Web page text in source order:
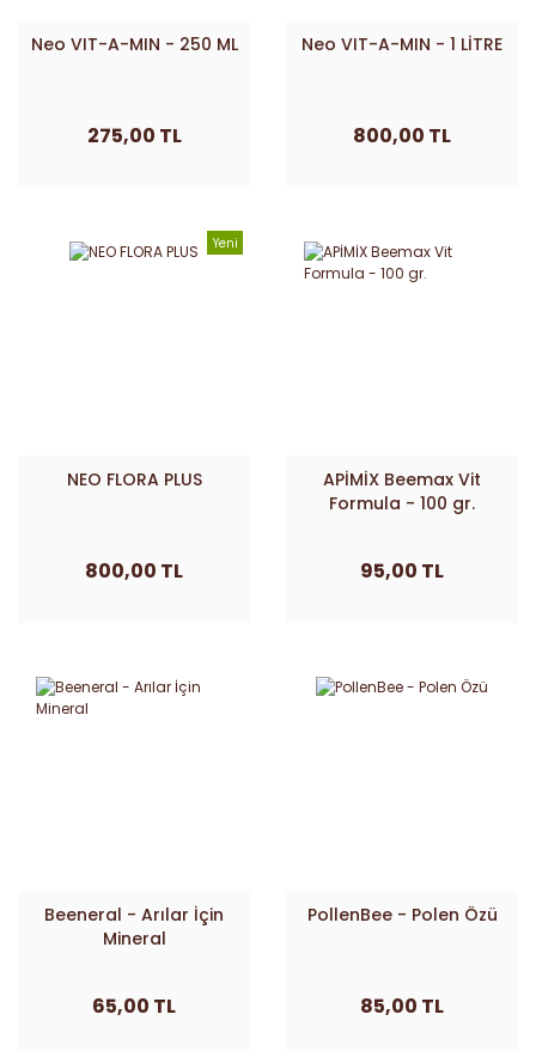
Neo VIT-A-MIN - 250 ML
275,00 TL
Neo VIT-A-MIN - 1 LİTRE
800,00 TL
Yeni
NEO FLORA PLUS
800,00 TL
APİMİX Beemax Vit
Formula - 100 gr.
95,00 TL
Beeneral - Arılar İçin
Mineral
65,00 TL
PollenBee - Polen Özü
85,00 TL